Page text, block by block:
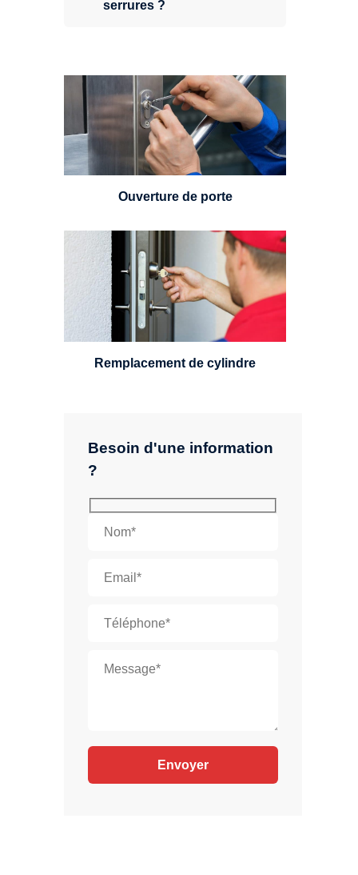
Besoin d'une information
?
serrures ?
Vous avez perdu vos clés ou la
porte s'est refermée derrière vous
? Un serrurier est disponible
24h/7.
Ouverture de porte
Un serrurier sera en mesure de
choisir et remplacer un cylindre
standard, à 5 leviers ou à 3
leviers, Mul-T-Lock ou encore
multipoints.
Remplacement de cylindre